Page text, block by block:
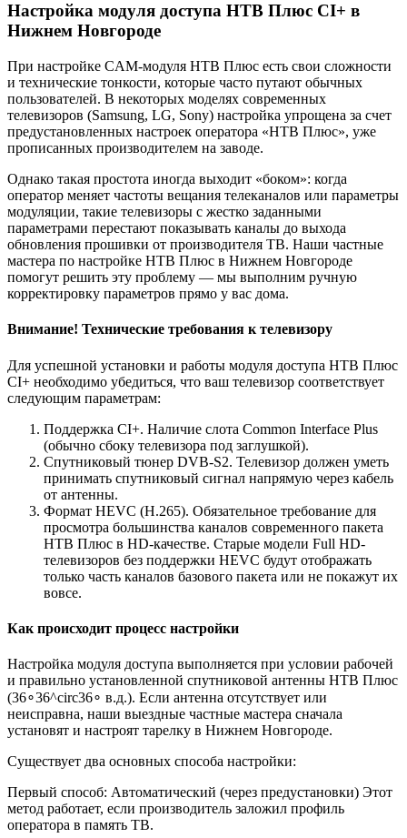
Настройка модуля доступа НТВ Плюс CI+ в
Нижнем Новгороде
При настройке CAM-модуля НТВ Плюс есть свои сложности
и технические тонкости, которые часто путают обычных
пользователей. В некоторых моделях современных
телевизоров (Samsung, LG, Sony) настройка упрощена за счет
предустановленных настроек оператора «НТВ Плюс», уже
прописанных производителем на заводе.
Однако такая простота иногда выходит «боком»: когда
оператор меняет частоты вещания телеканалов или параметры
модуляции, такие телевизоры с жестко заданными
параметрами перестают показывать каналы до выхода
обновления прошивки от производителя ТВ. Наши частные
мастера по настройке НТВ Плюс в Нижнем Новгороде
помогут решить эту проблему — мы выполним ручную
корректировку параметров прямо у вас дома.
Внимание! Технические требования к телевизору
Для успешной установки и работы модуля доступа НТВ Плюс
CI+ необходимо убедиться, что ваш телевизор соответствует
следующим параметрам:
Поддержка CI+. Наличие слота Common Interface Plus
(обычно сбоку телевизора под заглушкой).
Спутниковый тюнер DVB-S2. Телевизор должен уметь
принимать спутниковый сигнал напрямую через кабель
от антенны.
Формат HEVC (H.265). Обязательное требование для
просмотра большинства каналов современного пакета
НТВ Плюс в HD-качестве. Старые модели Full HD-
телевизоров без поддержки HEVC будут отображать
только часть каналов базового пакета или не покажут их
вовсе.
Как происходит процесс настройки
Настройка модуля доступа выполняется при условии рабочей
и правильно установленной спутниковой антенны НТВ Плюс
(36∘36^circ36∘ в.д.). Если антенна отсутствует или
неисправна, наши выездные частные мастера сначала
установят и настроят тарелку в Нижнем Новгороде.
Существует два основных способа настройки:
Первый способ: Автоматический (через предустановки) Этот
метод работает, если производитель заложил профиль
оператора в память ТВ.